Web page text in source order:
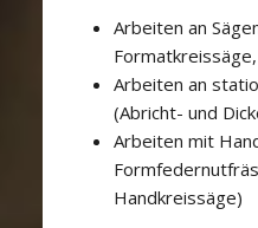
Arbeiten an
Arbeiten an
(Abricht- und
Arbeiten mit
Handkreissäge)